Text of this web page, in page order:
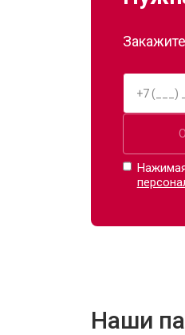
Наши